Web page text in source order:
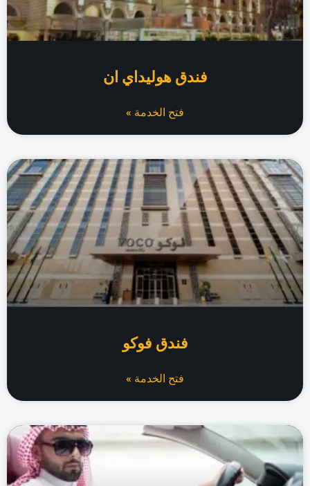
فندق هوليداي ان
فتح الخدمة »
فندق فوكو
فتح الخدمة »